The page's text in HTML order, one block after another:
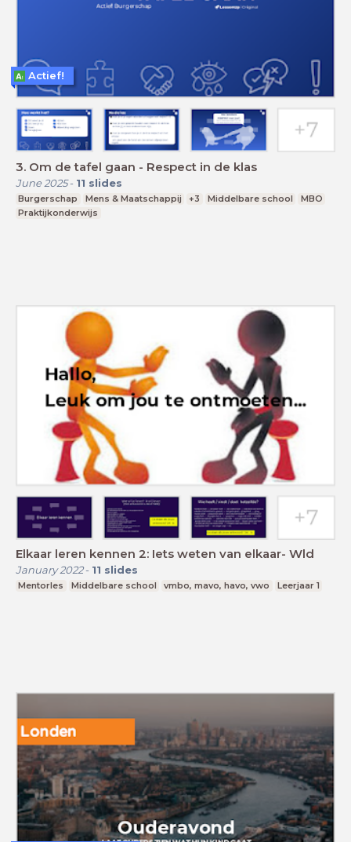
3. Om de tafel gaan - Respect in de klas
June 2025- 11 slides
Burgerschap Mens & Maatschappij +3 Middelbare school
MBO
Praktijkonderwijs
Actief!
Elkaar leren kennen 2: Iets weten van elkaar- Wld
January 2022- 11 slides
Mentorles Middelbare school vmbo, mavo, havo, vwo Leerjaar 1